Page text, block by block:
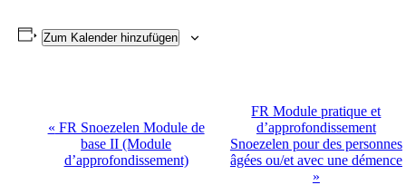
Zum Kalender hinzufügen
Navigation
« FR Snoezelen Module de
base II (Module
d’approfondissement)
FR Module pratique et
d’approfondissement
Snoezelen pour des personnes
âgées ou/et avec une démence
»